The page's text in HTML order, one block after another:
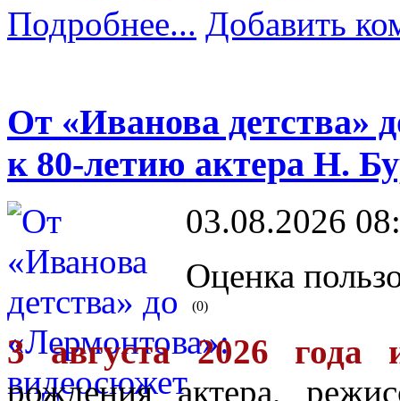
Подробнее... Добавить
От «Иванова детства»
к 80-летию актера Н.
03.08.2026
Оценка
(0)
3 августа 2026 года
рождения актера,